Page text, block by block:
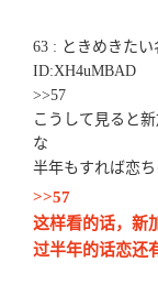
63 : ときめきたい
ID:XH4uMBAD
>>57
こうして見ると
な
半年もすれば恋
>>57
这样看的话，新
过半年的话恋还